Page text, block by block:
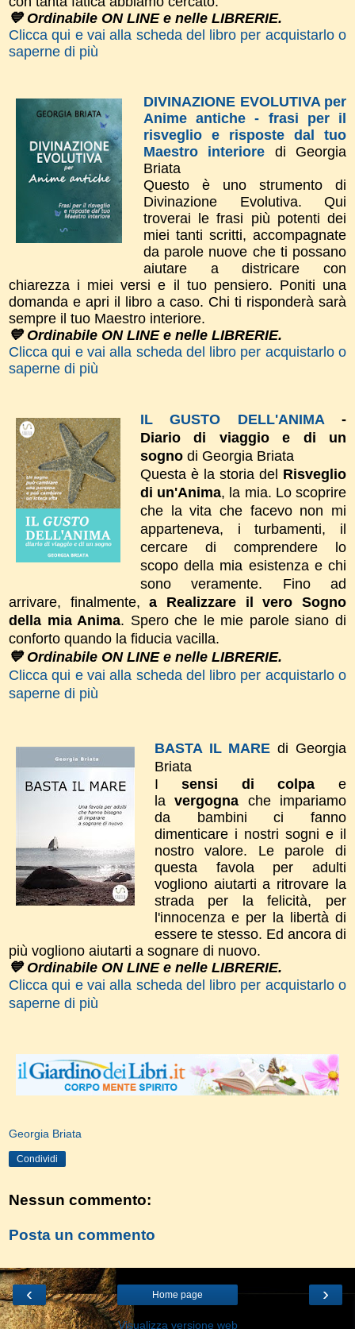
💙 Ordinabile ON LINE e nelle LIBRERIE.
Clicca qui e vai alla scheda del libro per acquistarlo o
saperne di più
DIVINAZIONE EVOLUTIVA per
Anime antiche - frasi per il
risveglio e risposte dal tuo
Maestro interiore di Georgia
Briata
Questo è uno strumento di
Divinazione Evolutiva. Qui
troverai le frasi più potenti dei
miei tanti scritti, accompagnate
da parole nuove che ti possano
aiutare a districare con
chiarezza i miei versi e il tuo pensiero. Poniti una
domanda e apri il libro a caso. Chi ti risponderà sarà
sempre il tuo Maestro interiore.
💙 Ordinabile ON LINE e nelle LIBRERIE.
Clicca qui e vai alla scheda del libro per acquistarlo o
saperne di più
IL GUSTO DELL'ANIMA -
Diario di viaggio e di un
sognodi Georgia Briata
Questa è la storia del Risveglio
di un'Anima, la mia. Lo scoprire
che la vita che facevo non mi
apparteneva, i turbamenti, il
cercare di comprendere lo
scopo della mia esistenza e chi
sono veramente. Fino ad
arrivare, finalmente,a Realizzare il vero Sogno
della mia Anima. Spero che le mie parole siano di
conforto quando la fiducia vacilla.
💙 Ordinabile ON LINE e nelle LIBRERIE.
Clicca qui e vai alla scheda del libro per acquistarlo o
saperne di più
BASTA IL MARE di Georgia
Briata
Isensi di colpa e
lavergogna che impariamo
da bambini ci fanno
dimenticare i nostri sogni e il
nostro valore. Le parole di
questa favola per adulti
vogliono aiutarti a ritrovare la
strada per la felicità, per
l'innocenza e per la libertà di
essere te stesso. Ed ancora di
più vogliono aiutarti a sognare di nuovo.
💙 Ordinabile ON LINE e nelle LIBRERIE.
Clicca qui e vai alla scheda del libro per acquistarlo o
saperne di più
Georgia Briata
Condividi
Nessun commento:
Posta un commento
‹ ›
Home page
Visualizza versione web